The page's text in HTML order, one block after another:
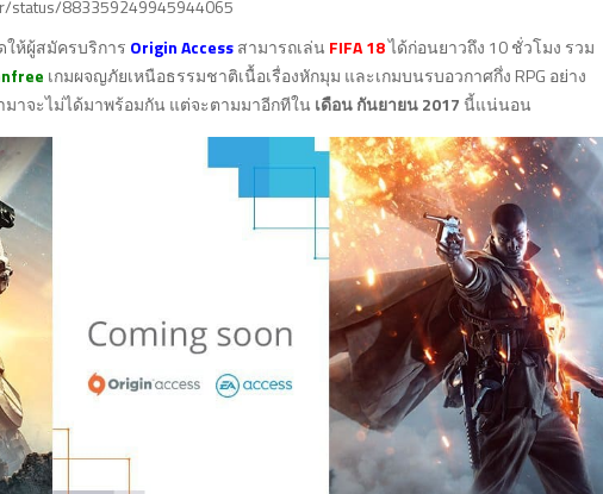
status/883359249945944065
ให้ผู้สมัครบริการ Origin Accessสามารถเล่น FIFA 18ได้ก่อนยาวถึง 10 ชั่วโมง รวม
เกมผจญภัยเหนือธรรมชาติเนื้อเรื่องหักมุม และเกมบนรบอวกาศกึ่ง RPG อย่าง
มาจะไม่ได้มาพร้อมกัน แต่จะตามมาอีกทีใน เดือน กันยายน 2017นี้แน่นอน